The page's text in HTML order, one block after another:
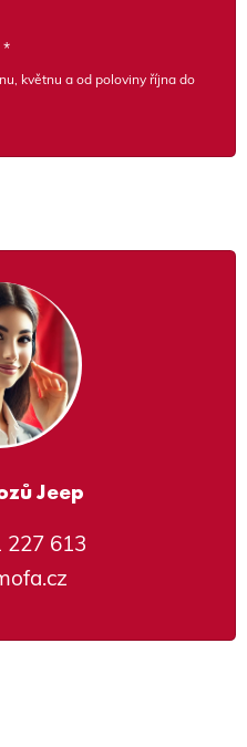
*
květnu a od poloviny října do
Jeep
227 613